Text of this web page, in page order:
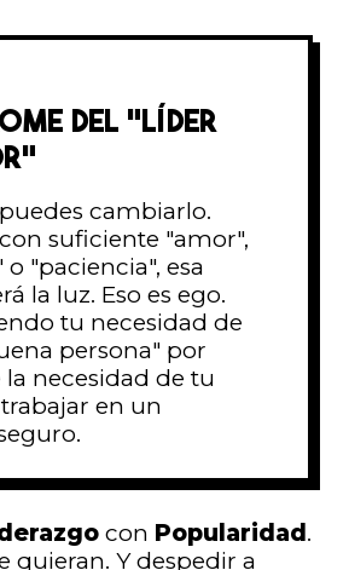
DEL "LÍDER
cambiarlo.
suficiente "amor",
"paciencia", esa
la luz. Eso es ego.
tu necesidad de
persona" por
necesidad de tu
en un
con Popularidad .
quieran. Y despedir a